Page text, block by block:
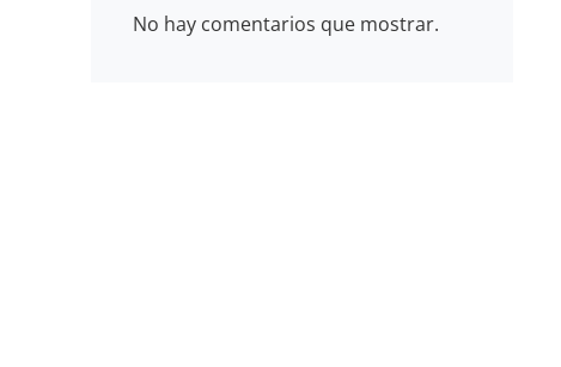
No hay comentarios que mostrar.